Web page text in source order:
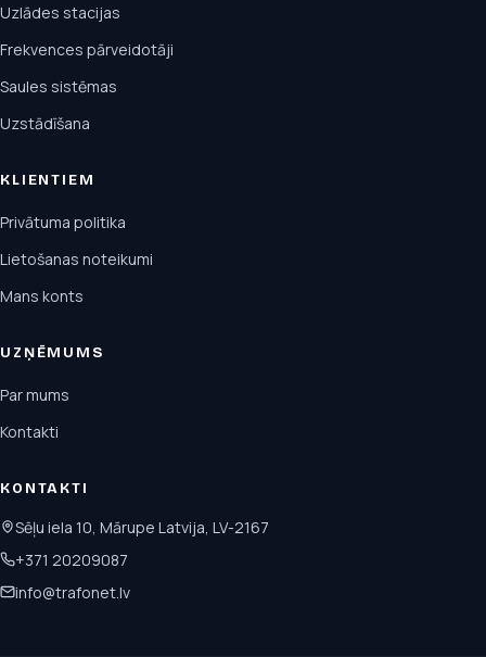
Uzlādes stacijas
Frekvences pārveidotāji
Saules sistēmas
Uzstādīšana
KLIENTIEM
Privātuma politika
Lietošanas noteikumi
Mans konts
UZŅĒMUMS
Par mums
Kontakti
KONTAKTI
Sēļu iela 10, Mārupe Latvija, LV-2167
+371 20209087
info@trafonet.lv